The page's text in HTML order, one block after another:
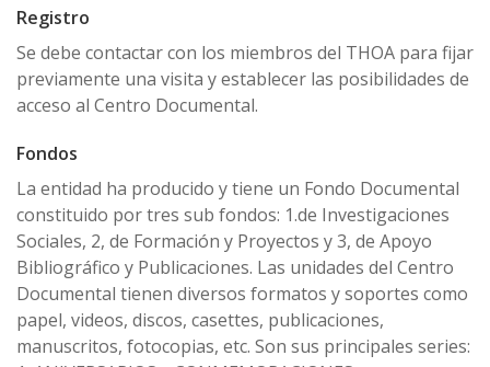
Registro
Se debe contactar con los miembros del THOA para fijar
previamente una visita y establecer las posibilidades de
acceso al Centro Documental.
Fondos
La entidad ha producido y tiene un Fondo Documental
constituido por tres sub fondos: 1.de Investigaciones
Sociales, 2, de Formación y Proyectos y 3, de Apoyo
Bibliográfico y Publicaciones. Las unidades del Centro
Documental tienen diversos formatos y soportes como
papel, videos, discos, casettes, publicaciones,
manuscritos, fotocopias, etc. Son sus principales series: